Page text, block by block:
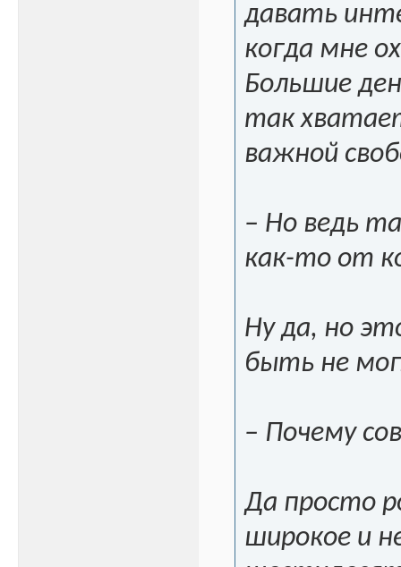
давать
когда мне
Большие
так
важной
– Но ведь
как-то от
Ну да, но
быть не
– Почему
Да просто
широкое и